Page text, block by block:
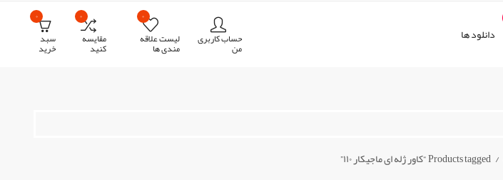
دانلود ها حساب کاربری
من
۰
لیست علاقه
مندی ها
۰
مقایسه
کنید
۰
سبد
خرید
Products tagged “کاور ژله ای ماجیکار ۱۱۰”